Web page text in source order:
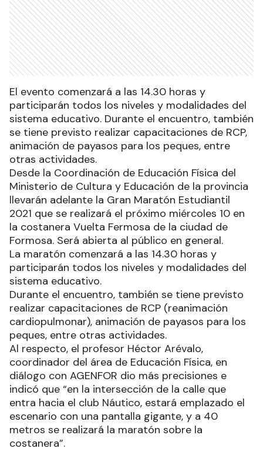
El evento comenzará a las 14.30 horas y
participarán todos los niveles y modalidades del
sistema educativo. Durante el encuentro, también
se tiene previsto realizar capacitaciones de RCP,
animación de payasos para los peques, entre
otras actividades.
Desde la Coordinación de Educación Física del
Ministerio de Cultura y Educación de la provincia
llevarán adelante la Gran Maratón Estudiantil
2021 que se realizará el próximo miércoles 10 en
la costanera Vuelta Fermosa de la ciudad de
Formosa. Será abierta al público en general.
La maratón comenzará a las 14.30 horas y
participarán todos los niveles y modalidades del
sistema educativo.
Durante el encuentro, también se tiene previsto
realizar capacitaciones de RCP (reanimación
cardiopulmonar), animación de payasos para los
peques, entre otras actividades.
Al respecto, el profesor Héctor Arévalo,
coordinador del área de Educación Física, en
diálogo con AGENFOR dio más precisiones e
indicó que “en la intersección de la calle que
entra hacia el club Náutico, estará emplazado el
escenario con una pantalla gigante, y a 40
metros se realizará la maratón sobre la
costanera”.